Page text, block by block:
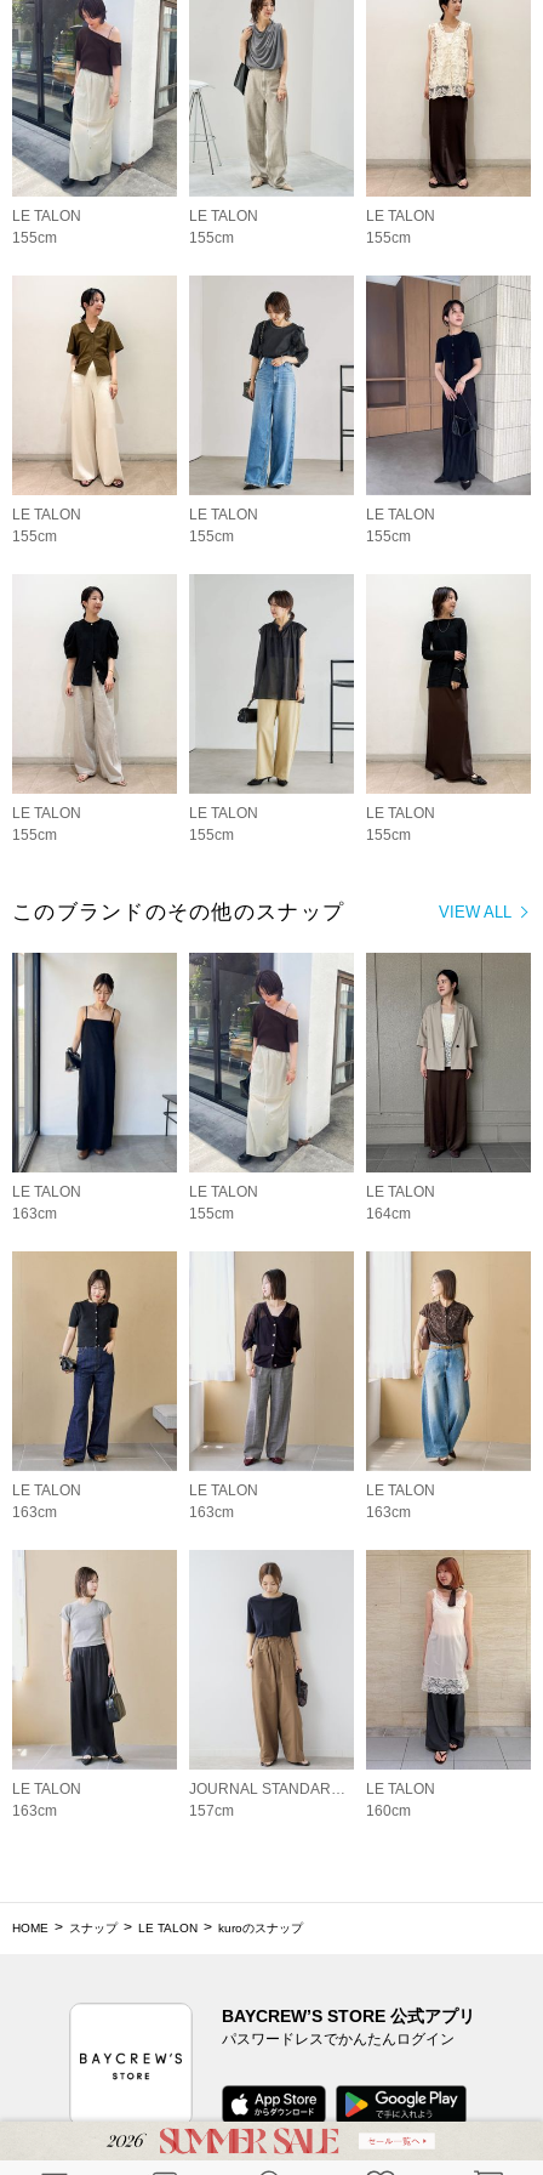
LE TALON
155cm
LE TALON
155cm
LE TALON
155cm
LE TALON
155cm
LE TALON
155cm
LE TALON
155cm
LE TALON
155cm
LE TALON
155cm
LE TALON
155cm
VIEW ALL
このブランドのその他のスナップ
LE TALON
163cm
LE TALON
155cm
LE TALON
164cm
LE TALON
163cm
LE TALON
163cm
LE TALON
163cm
LE TALON
163cm
JOURNAL STANDARD relume LADYS
157cm
LE TALON
160cm
HOME スナップ LE TALON kuroのスナップ
BAYCREW’S STORE 公式アプリ
パスワードレスでかんたんログイン